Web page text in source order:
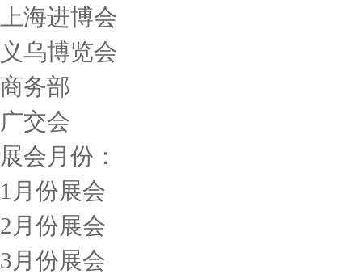
上海进博会
义乌博览会
商务部
广交会
展会月份：
1月份展会
2月份展会
3月份展会